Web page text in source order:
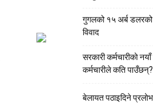
गुगलको १५ अर्ब डलरको
विवाद
सरकारी कर्मचारीकाे
कर्मचारीले कति पाउँछन्?
बेलायत पठाइदिने